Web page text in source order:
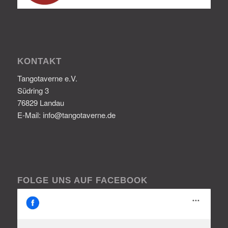
KONTAKT
Tangotaverne e.V.
Südring 3
76829 Landau
E-Mail: info@tangotaverne.de
FOLGE UNS AUF FACEBOOK